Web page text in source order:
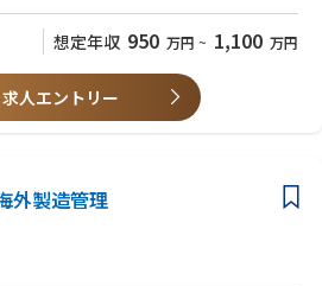
な取引相手先は海外になりますが、その競
す。チームとして相手先と粘り強く交渉した
現場の操業の安定に寄与、増収につながり仕
渉、生産現場との調整、与信管理等担当ア
る原料の調達及び製品の販売
駐在)のご経験
日常会話スキル
想定年収 950 万円 ~ 1,100 万円
求人エントリー
外製造管理